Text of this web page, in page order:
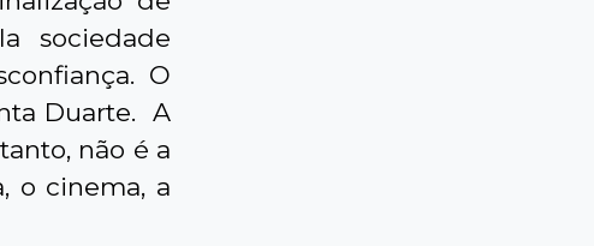
sociedade
O
Duarte. A
não é a
o cinema, a